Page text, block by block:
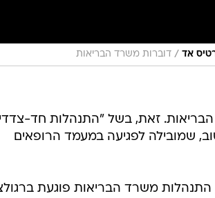
אד / דוברות משרד הבריאות
הבריאות. זאת, בשל "התנהלות חד-
שמובילה לפגיעה במעמד הרופאים
התנהלות משרד הבריאות פוגעת